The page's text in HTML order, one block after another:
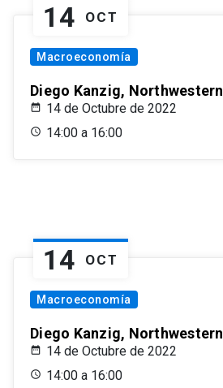
14 OCT
Macroeconomía
Diego Kanzig, Northwestern
14 de Octubre de 2022
14:00 a 16:00
14 OCT
Macroeconomía
Diego Kanzig, Northwestern
14 de Octubre de 2022
14:00 a 16:00